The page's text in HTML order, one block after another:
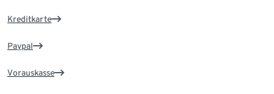
Kreditkarte
Paypal
Vorauskasse